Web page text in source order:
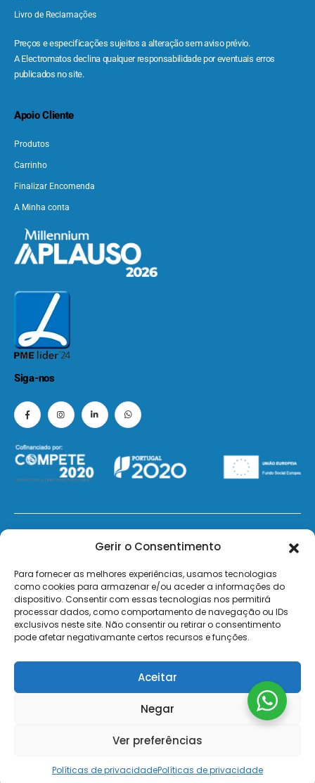
Gerir o Consentimento
Para fornecer as melhores experiências, usamos tecnologias
como cookies para armazenar e/ou aceder a informações do
dispositivo. Consentir com essas tecnologias nos permitirá
processar dados, como comportamento de navegação ou IDs
exclusivos neste site. Não consentir ou retirar o consentimento
pode afetar negativamante certos recursos e funções.
Aceitar
Negar
Ver preferências
Políticas de privacidadePolíticas de privacidade
Livro de Reclamações
Preços e especificações sujeitos a alteração sem aviso prévio.
A Electromatos declina qualquer responsabilidade por eventuais erros
publicados no site.
Apoio Cliente
Produtos
Carrinho
Finalizar Encomenda
A Minha conta
Siga-nos
© 2026 - ElectroMatos - Todos os direitos reservados.
Site by VC.
Pagamentos Seguros MB | MB WAY | Transferência Bancária | Payshop | Visa | Mastercard | Visa
Secure | Mastercard Identity Check